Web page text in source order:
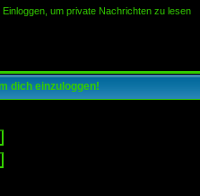
Einloggen, um private Nachrichten zu lesen
dich einzuloggen!